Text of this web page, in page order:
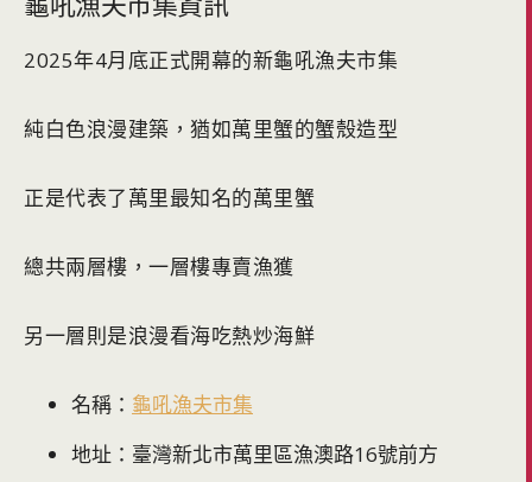
2025年4月底正式開幕的新龜吼漁夫市集
純白色浪漫建築，猶如萬里蟹的蟹殼造型
正是代表了萬里最知名的萬里蟹
總共兩層樓，一層樓專賣漁獲
另一層則是浪漫看海吃熱炒海鮮
名稱： 龜吼漁夫市集
地址：臺灣新北市萬里區漁澳路16號前方